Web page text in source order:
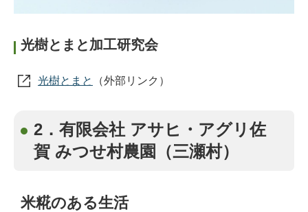
光樹とまと加工研究会
光樹とまと （外部リンク）
2．有限会社 アサヒ・アグリ佐
賀 みつせ村農園（三瀬村）
米糀のある生活